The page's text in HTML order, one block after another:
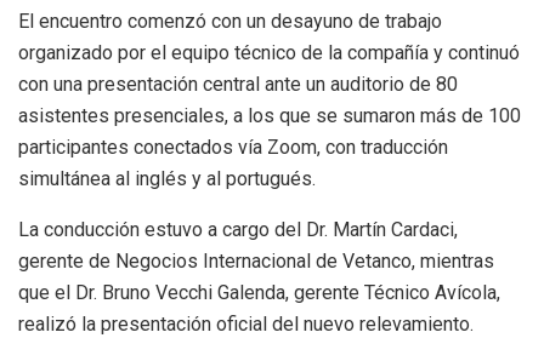
El encuentro comenzó con un desayuno de trabajo
organizado por el equipo técnico de la compañía y continuó
con una presentación central ante un auditorio de 80
asistentes presenciales, a los que se sumaron más de 100
participantes conectados vía Zoom, con traducción
simultánea al inglés y al portugués.
La conducción estuvo a cargo del Dr. Martín Cardaci,
gerente de Negocios Internacional de Vetanco, mientras
que el Dr. Bruno Vecchi Galenda, gerente Técnico Avícola,
realizó la presentación oficial del nuevo relevamiento.